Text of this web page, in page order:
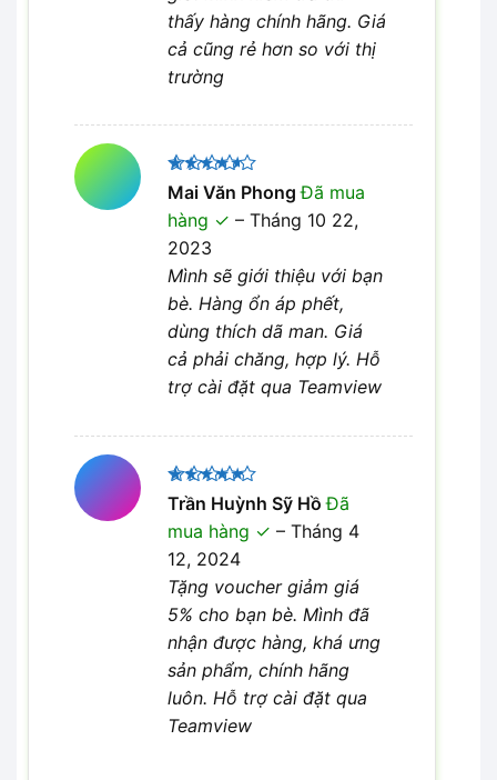
thấy hàng chính hãng. Giá
cả cũng rẻ hơn so với thị
trường
Được
xếp hạng
45 sao
Mai Văn PhongĐã mua
hàng
– Tháng 10 22,
2023
Mình sẽ giới thiệu với bạn
bè. Hàng ổn áp phết,
dùng thích dã man. Giá
cả phải chăng, hợp lý. Hỗ
trợ cài đặt qua Teamview
Được xếp
hạng 55
sao
Trần Huỳnh Sỹ HồĐã
mua hàng
– Tháng 4
12, 2024
Tặng voucher giảm giá
5% cho bạn bè. Mình đã
nhận được hàng, khá ưng
sản phẩm, chính hãng
luôn. Hỗ trợ cài đặt qua
Teamview